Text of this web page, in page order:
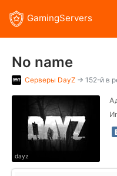
GamingServers
No name
Серверы DayZ → 152-й в
dayz